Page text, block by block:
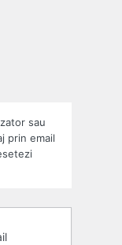
sau
prin email